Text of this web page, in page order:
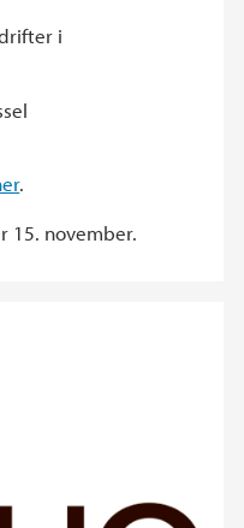
i
.
15. november.